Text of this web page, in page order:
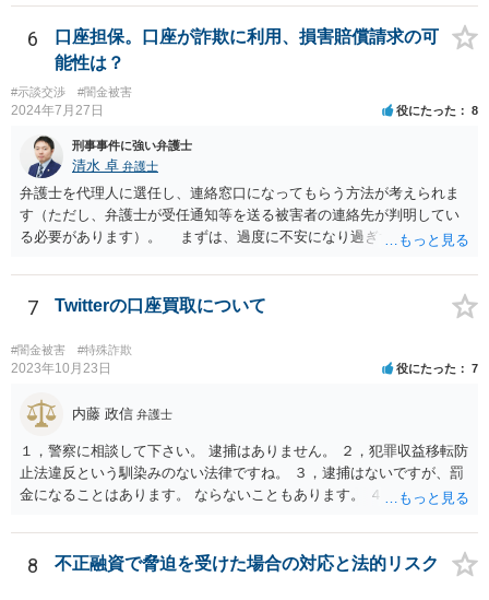
6
口座担保。口座が詐欺に利用、損害賠償請求の可
能性は？
#示談交渉 #闇金被害
2024年7月27日 役にたった 8
刑事事件に強い弁護士
清水 卓 弁護士
弁護士を代理人に選任し、連絡窓口になってもらう方法が考えられま
す（ただし、弁護士が受任通知等を送る被害者の連絡先が判明してい
る必要があります）。 まずは、過度に不安になり過ぎず、少し落ち
額を求めていく、分割等の支払方法を求めて行く等の方法もあります
し、時間的にも、今すぐではなく、時間•期間をかけて対応して行くこ
んので。 いずれにしても、何かあったら速やか相談可能なお住まい
の地域の弁護士に直接相談してみて下さい（弁護士会や法テラス等で
7 Twitterの口座買取について
#闇金被害 #特殊詐欺
2023年10月23日 役にたった 7
内藤 政信 弁護士
１，警察に相談して下さい。 逮捕はありません。 ２，犯罪収益移転防
止法違反という馴染みのない法律ですね。 ３，逮捕はないですが、罰
金になることはあります。 ならないこともあります。 ４，警察に自主
8 不正融資で脅迫を受けた場合の対応と法的リスク